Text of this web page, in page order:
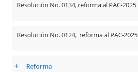
Resolución No. 0134, reforma al PAC-2025
Resolución No. 0124, reforma al PAC-2025
+ Reforma